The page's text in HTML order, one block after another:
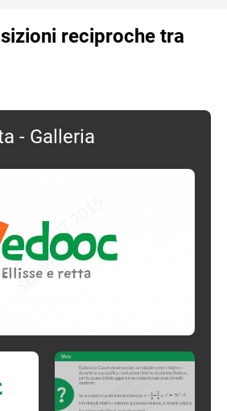
reciproche tra
- Galleria